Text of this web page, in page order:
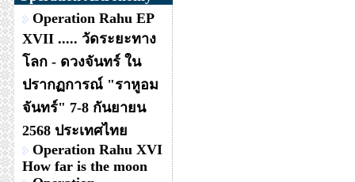
Operation Rahu EP
XVII ..... วัดระยะทาง
โลก - ดวงจันทร์ ใน
ปรากฏการณ์ "ราหูอม
จันทร์" 7-8 กันยายน
2568 ประเทศไทย
Operation Rahu XVI
How far is the moon